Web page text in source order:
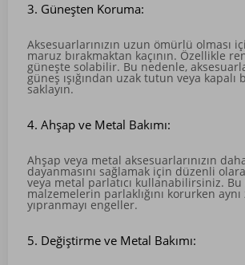
3. Güneşten Koruma:
Aksesuarlarınızın uzun ömürlü olması
maruz bırakmaktan kaçının. Özellikle
güneşte solabilir. Bu nedenle,
güneş ışığından uzak tutun veya kapalı
saklayın.
4. Ahşap ve Metal Bakımı:
Ahşap veya metal aksesuarlarınızın
dayanmasını sağlamak için düzenli
veya metal parlatıcı kullanabilirsiniz.
malzemelerin parlaklığını korurken
yıpranmayı engeller.
5. Değiştirme ve Metal Bakımı: